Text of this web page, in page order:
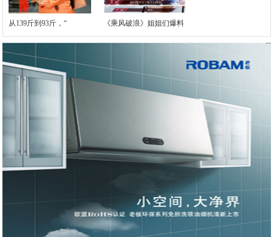
从139斤到93斤，“ 《乘风破浪》姐姐们爆料